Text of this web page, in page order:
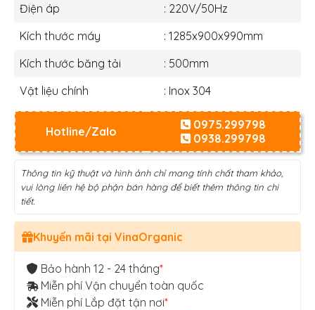
Điện áp
: 220V/50Hz
Kích thước máy
: 1285x900x990mm
Kích thước băng tải
: 500mm
Vật liệu chính
: Inox 304
Hotline/Zalo
0975.299798
0938.299798
Thông tin kỹ thuật và hình ảnh chỉ mang tính chất tham khảo,
vui lòng liên hệ bộ phận bán hàng để biết thêm thông tin chi
tiết.
Khuyến mãi tại VinaOrganic
Bảo hành 12 - 24 tháng*
Miễn phí Vận chuyển toàn quốc
Miễn phí Lắp đặt tận nơi*